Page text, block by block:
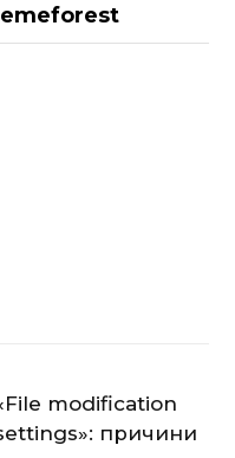
modification
причини